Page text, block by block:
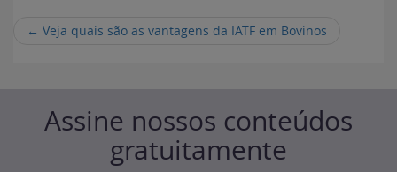
← Veja quais são as vantagens da IATF em Bovinos
Assine nossos conteúdos
gratuitamente